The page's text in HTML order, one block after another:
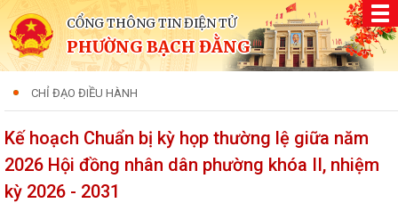
CỔNG THÔNG TIN ĐIỆN TỬ
PHƯỜNG BẠCH ĐẰNG
CHỈ ĐẠO ĐIỀU HÀNH
Kế hoạch Chuẩn bị kỳ họp thường lệ giữa năm
2026 Hội đồng nhân dân phường khóa II, nhiệm
kỳ 2026 - 2031